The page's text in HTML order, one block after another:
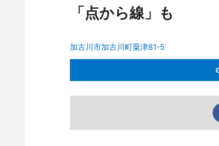
「点から線」も
加古川市加古川町粟津81-5